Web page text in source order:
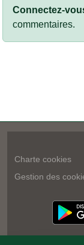
Connectez-
commentaires.
Charte cookies
Gestion des